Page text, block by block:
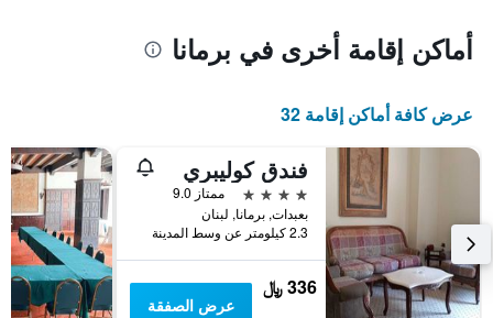
سعر
الغرفة
الليلة
أيام
أماكن إقامة أخرى في برمانا
عرض كافة أماكن إقامة 32
فندق كوليبري
4 نجوم
ممتاز 9.0
بعبدات, برمانا, لبنان
2.3 كيلومتر عن وسط المدينة
336 ﷼
عرض الصفقة